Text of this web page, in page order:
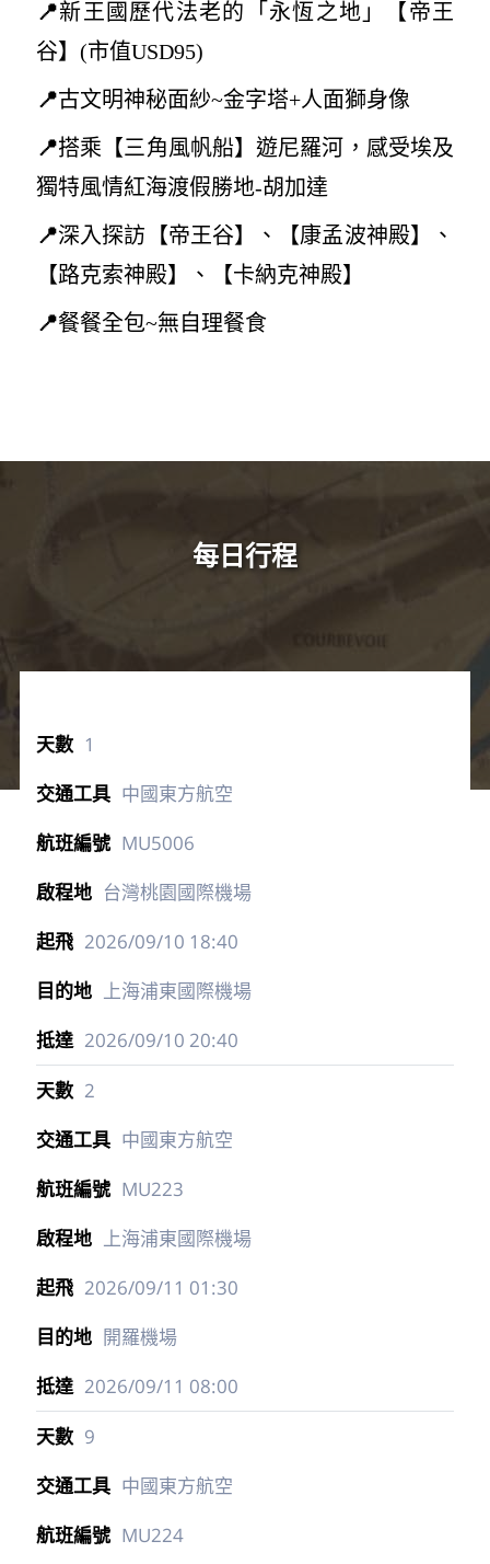
📍新王國歷代法老的「永恆之地」【帝王
谷】(市值USD95)
📍古文明神秘面紗~金字塔+人面獅身像
📍搭乘【三角風帆船】遊尼羅河，感受埃及
獨特風情紅海渡假勝地-胡加達
📍深入探訪【帝王谷】、【康孟波神殿】、
【路克索神殿】、【卡納克神殿】
📍餐餐全包~無自理餐食
每日行程
1
中國東方航空
MU5006
台灣桃園國際機場
2026/09/10 18:40
上海浦東國際機場
2026/09/10 20:40
2
中國東方航空
MU223
上海浦東國際機場
2026/09/11 01:30
開羅機場
2026/09/11 08:00
9
中國東方航空
MU224